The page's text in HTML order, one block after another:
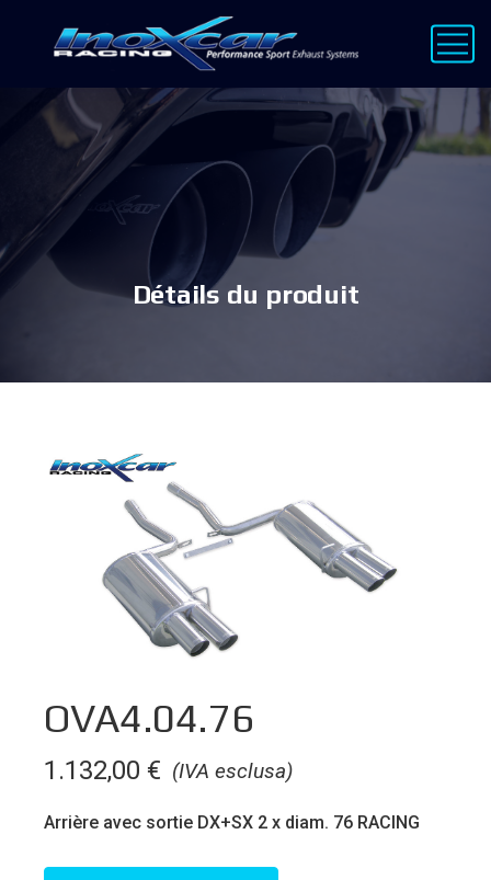
Détails du produit
OVA4.04.76
(IVA esclusa)
1.132,00 €
Arrière avec sortie DX+SX 2 x diam. 76 RACING